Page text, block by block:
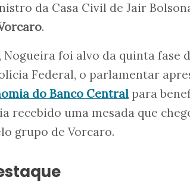
da Casa Civil de Jair
.
foi alvo da quinta fase
Federal, o parlamentar
do Banco Central para
recebido uma mesada que
grupo de Vorcaro.